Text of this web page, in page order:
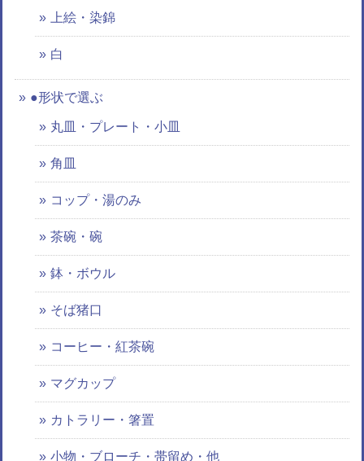
上絵・染錦
白
●形状で選ぶ
丸皿・プレート・小皿
角皿
コップ・湯のみ
茶碗・碗
鉢・ボウル
そば猪口
コーヒー・紅茶碗
マグカップ
カトラリー・箸置
小物・ブローチ・帯留め・他